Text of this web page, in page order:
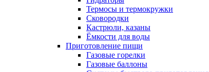
Термосы и термокружки
Сковородки
Кастрюли, казаны
Ёмкости для воды
Приготовление пищи
Газовые горелки
Газовые баллоны